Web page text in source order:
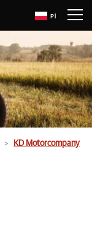
Pl
KD Motorcompany